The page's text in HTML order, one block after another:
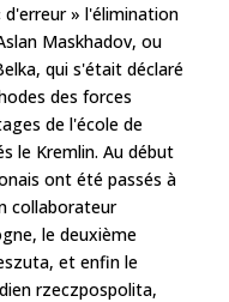
» l'élimination
Maskhadov, ou
qui s'était déclaré
des forces
de l'école de
le Kremlin. Au début
ont été passés à
collaborateur
le deuxième
et enfin le
rzeczpospolita,